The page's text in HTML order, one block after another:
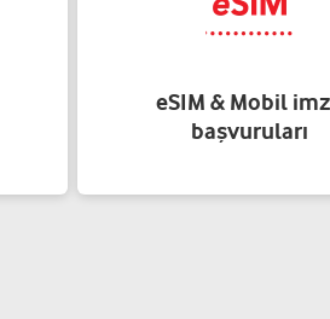
eSIM & Mobil
başvuruları